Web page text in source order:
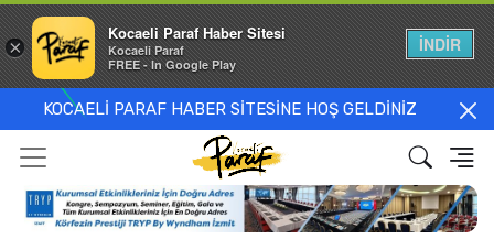
KOCAELİ PARAF HABER SİTESİNE HOŞ GELDİNİZ
×
Kocaeli Paraf Haber Sitesi
Kocaeli Paraf
FREE - In Google Play
İNDİR